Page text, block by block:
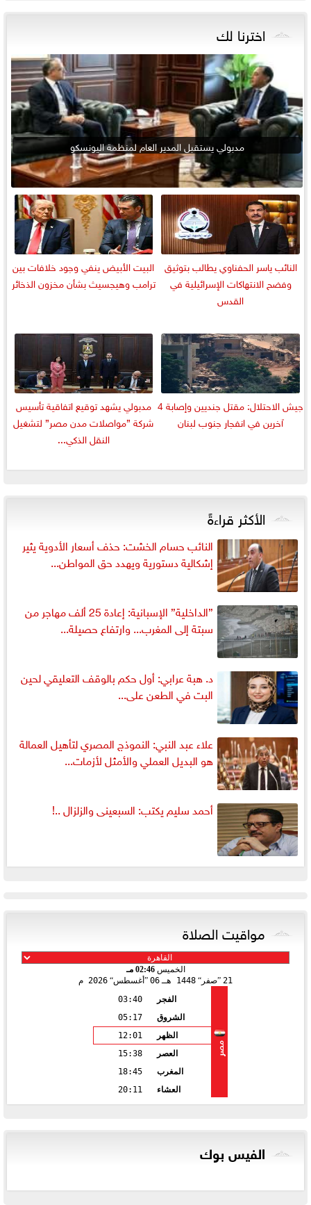
اخترنا لك
مدبولي يستقبل المدير العام لمنظمة اليونسكو
النائب ياسر الحفناوي يطالب بتوثيق
وفضح الانتهاكات الإسرائيلية في
القدس
البيت الأبيض ينفي وجود خلافات بين
ترامب وهيجسيث بشأن مخزون الذخائر
جيش الاحتلال: مقتل جنديين وإصابة 4
آخرين في انفجار جنوب لبنان
مدبولي يشهد توقيع اتفاقية تأسيس
شركة ”مواصلات مدن مصر” لتشغيل
النقل الذكي...
الأكثر قراءةً
النائب حسام الخشت: حذف أسعار الأدوية يثير
إشكالية دستورية ويهدد حق المواطن...
”الداخلية” الإسبانية: إعادة 25 ألف مهاجر من
سبتة إلى المغرب... وارتفاع حصيلة...
د. هبة عرابي: أول حكم بالوقف التعليقي لحين
البت في الطعن على...
علاء عبد النبي: النموذج المصري لتأهيل العمالة
هو البديل العملي والأمثل لأزمات...
أحمد سليم يكتب: السبعينى والزلزال ..!
مواقيت الصلاة
الخميس02:46 مـ
21 صفر 1448 هـ 06 أغسطس 2026 م
مصر
الفجر
03:40
الشروق
05:17
الظهر
12:01
العصر
15:38
المغرب
18:45
العشاء
20:11
الفيس بوك